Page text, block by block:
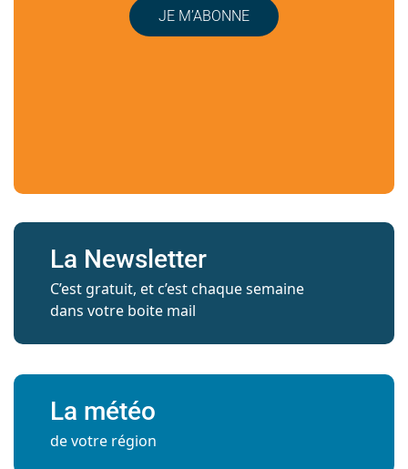
JE M’ABONNE
La Newsletter
C’est gratuit, et c’est chaque semaine
dans votre boite mail
La météo
de votre région